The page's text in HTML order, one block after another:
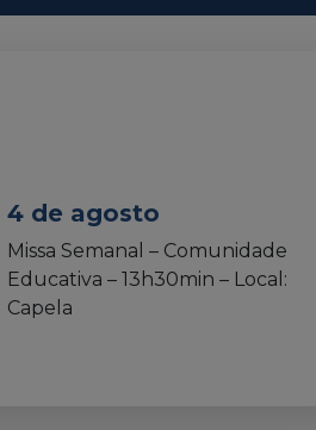
4 de agosto
Missa Semanal – Comunidade
Educativa – 13h30min – Local:
Capela